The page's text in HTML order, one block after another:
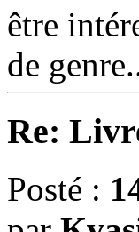
être
de
Re:
Posté :